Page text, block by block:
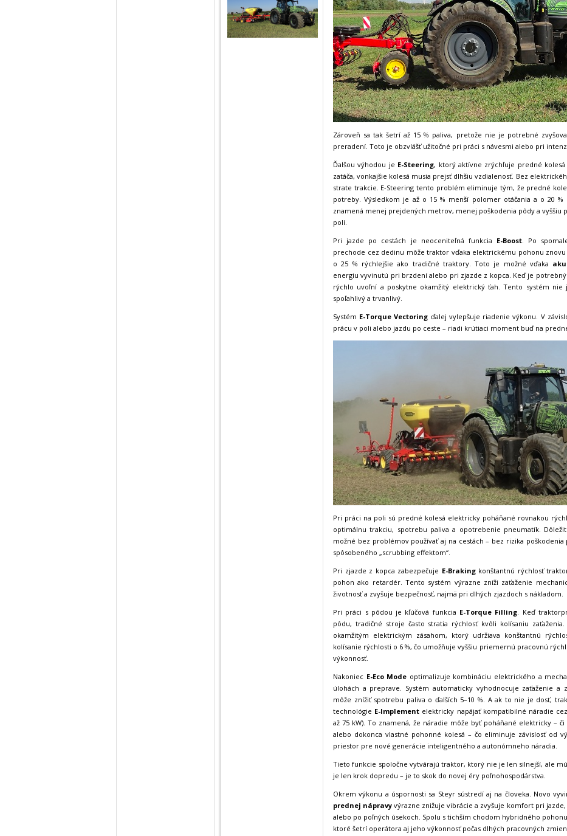
Zároveň sa tak šetrí až 15 % paliva, pretože nie je potrebné
preradení. Toto je obzvlášť užitočné pri práci s návesmi alebo pri
Ďalšou výhodou je E-Steering, ktorý aktívne zrýchľuje predné kolesá
zatáča, vonkajšie kolesá musia prejsť dlhšiu vzdialenosť. Bez
strate trakcie. E-Steering tento problém eliminuje tým, že predné
potreby. Výsledkom je až o 15 % menší polomer otáčania a o 20 %
znamená menej prejdených metrov, menej poškodenia pôdy a vyššiu
polí.
Pri jazde po cestách je neoceniteľná funkcia E-Boost. Po
prechode cez dedinu môže traktor vďaka elektrickému pohonu
o 25 % rýchlejšie ako tradičné traktory. Toto je možné vďaka
energiu vyvinutú pri brzdení alebo pri zjazde z kopca. Keď je
rýchlo uvoľní a poskytne okamžitý elektrický ťah. Tento systém
spoľahlivý a trvanlivý.
Systém E-Torque Vectoring ďalej vylepšuje riadenie výkonu. V
prácu v poli alebo jazdu po ceste – riadi krútiaci moment buď na
Pri práci na poli sú predné kolesá elektricky poháňané rovnakou
optimálnu trakciu, spotrebu paliva a opotrebenie pneumatík.
možné bez problémov používať aj na cestách – bez rizika
spôsobeného „scrubbing effektom“.
Pri zjazde z kopca zabezpečuje E-Brakingkonštantnú rýchlosť
pohon ako retardér. Tento systém výrazne zníži zaťaženie
životnosť a zvyšuje bezpečnosť, najmä pri dlhých zjazdoch s nákladom.
Pri práci s pôdou je kľúčová funkcia E-Torque Filling. Keď
pôdu, tradičné stroje často stratia rýchlosť kvôli kolísaniu
okamžitým elektrickým zásahom, ktorý udržiava konštantnú
kolísanie rýchlosti o 6 %, čo umožňuje vyššiu priemernú pracovnú
výkonnosť.
Nakoniec E-Eco Mode optimalizuje kombináciu elektrického a
úlohách a preprave. Systém automaticky vyhodnocuje zaťaženie a
môže znížiť spotrebu paliva o ďalších 5–10 %. A ak to nie je dosť,
technológie E-Implement elektricky napájať kompatibilné náradie
až 75 kW). To znamená, že náradie môže byť poháňané elektricky –
alebo dokonca vlastné pohonné kolesá – čo eliminuje závislosť od
priestor pre nové generácie inteligentného a autonómneho náradia.
Tieto funkcie spoločne vytvárajú traktor, ktorý nie je len silnejší, ale
je len krok dopredu – je to skok do novej éry poľnohospodárstva.
Okrem výkonu a úspornosti sa Steyr sústredí aj na človeka. Novo
prednej nápravy výrazne znižuje vibrácie a zvyšuje komfort pri
alebo po poľných úsekoch. Spolu s tichším chodom hybridného
ktoré šetrí operátora aj jeho výkonnosť počas dlhých pracovných